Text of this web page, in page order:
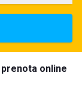
online